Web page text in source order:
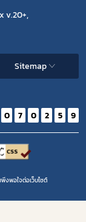
v.20+,
Sitemap
0 7 0 2 5 9
งพอใจต่อเว็บไซต์